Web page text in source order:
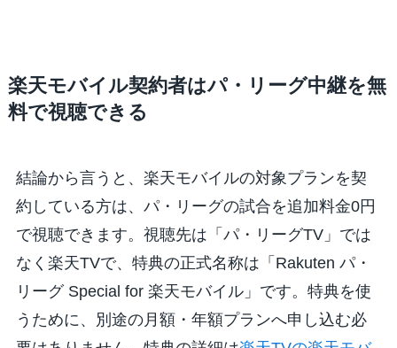
楽天モバイル契約者はパ・リーグ中継を無
料で視聴できる
結論から言うと、楽天モバイルの対象プランを契
約している方は、パ・リーグの試合を追加料金0円
で視聴できます。視聴先は「パ・リーグTV」では
なく楽天TVで、特典の正式名称は「Rakuten パ・
リーグ Special for 楽天モバイル」です。特典を使
うために、別途の月額・年額プランへ申し込む必